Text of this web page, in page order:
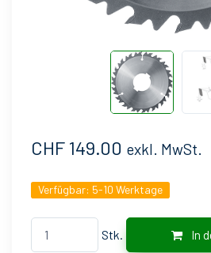
CHF 149.00 exkl. MwSt.
Verfügbar: 5-10 Werktage
Stk. In